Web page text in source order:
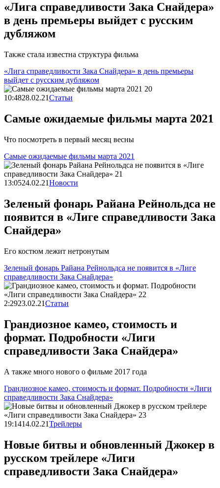
«Лига справедливости Зака Снайдера»
в день премьеры выйдет с русским
дубляжом
Также стала известна структура фильма
«Лига справедливости Зака Снайдера» в день премьеры
выйдет с русским дубляжом
10:4828.02.21Статьи
Самые ожидаемые фильмы марта 2021
Что посмотреть в первый месяц весны
Самые ожидаемые фильмы марта 2021
13:0524.02.21Новости
Зеленый фонарь Райана Рейнольдса не
появится в «Лиге справедливости Зака
Снайдера»
Его костюм лежит нетронутым
Зеленый фонарь Райана Рейнольдса не появится в «Лиге
справедливости Зака Снайдера»
2:2923.02.21Статьи
Грандиозное камео, стоимость и
формат. Подробности «Лиги
справедливости Зака Снайдера»
А также много нового о фильме 2017 года
Грандиозное камео, стоимость и формат. Подробности «Лиги
справедливости Зака Снайдера»
19:1414.02.21Трейлеры
Новые битвы и обновленный Джокер в
русском трейлере «Лиги
справедливости Зака Снайдера»